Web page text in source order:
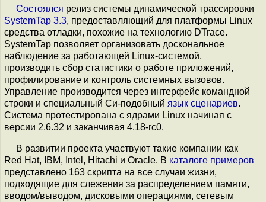
Состоялся релиз системы динамической трассировки
SystemTap 3.3, предоставляющий для платформы Linux
средства отладки, похожие на технологию DTrace.
SystemTap позволяет организовать доскональное
наблюдение за работающей Linux-системой,
производить сбор статистики о работе приложений,
профилирование и контроль системных вызовов.
Управление производится через интерфейс командной
строки и специальный Си-подобный язык сценариев.
Система протестирована с ядрами Linux начиная с
версии 2.6.32 и заканчивая 4.18-rc0.
В развитии проекта участвуют такие компании как
Red Hat, IBM, Intel, Hitachi и Oracle. В каталоге примеров
представлено 163 скрипта на все случаи жизни,
подходящие для слежения за распределением памяти,
вводом/выводом, дисковыми операциями, сетевым